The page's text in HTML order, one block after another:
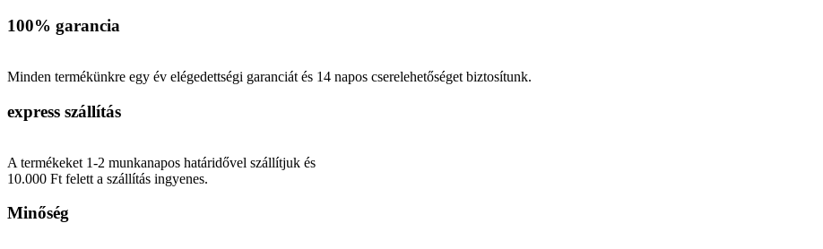
100% garancia
Minden termékünkre egy év elégedettségi garanciát és 14 napos cserelehetőséget biztosítunk.
express szállítás
A termékeket 1-2 munkanapos határidővel szállítjuk és
10.000 Ft felett a szállítás ingyenes.
Minőség